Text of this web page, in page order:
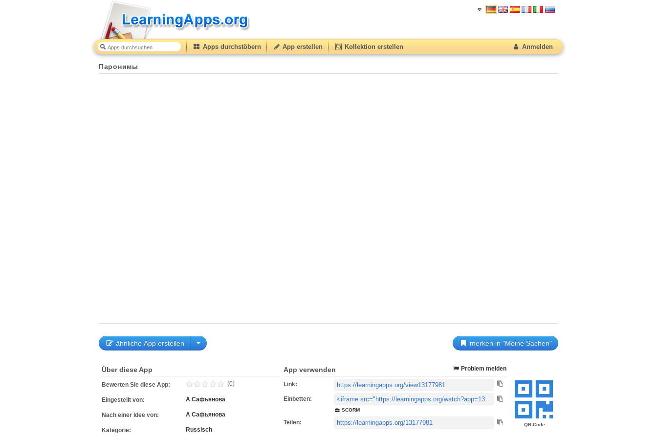
Apps durchstöbern App erstellen Kollektion erstellen Anmelden
Паронимы
ähnliche App erstellen merken in "Meine Sachen"
QR-Code
Über diese App
Bewerten Sie diese App: (0)
Eingestellt von: А Сафьянова
Nach einer Idee von: А Сафьянова
Kategorie: Russisch
App verwenden Problem melden
Link:
Einbetten:
SCORM
Teilen: